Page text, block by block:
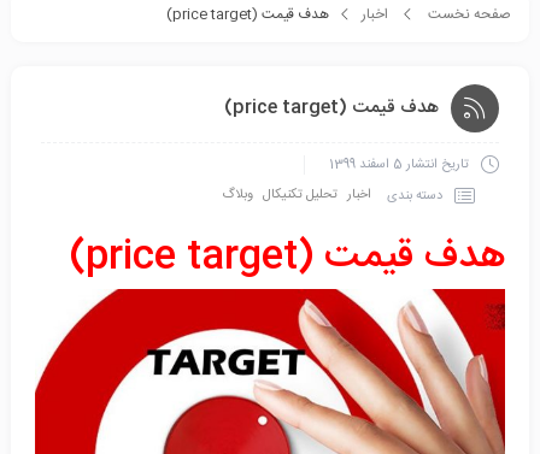
صفحه نخست اخبار هدف قیمت (price target)
هدف قیمت (price target)
تاریخ انتشار5 اسفند 1399
دسته بندی
اخبار تحلیل تکنیکال وبلاگ
هدف قیمت (price target)